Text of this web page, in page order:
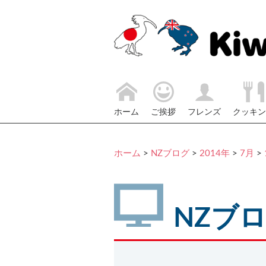
ホーム ご挨拶 フレンズ クッキ
ホーム > NZブログ > 2014年 > 7月 >
NZブ